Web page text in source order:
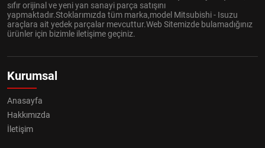
sıfır orijinal ve yeni yan sanayi parça satışını
yapmaktadır.Stoklarımızda tüm marka,model Mitsubishi - Isuzu
araçlara ait yedek parçalar mevcuttur.Web Sitemizde bulamadığınız
ürünler için bizimle iletişime geçiniz.
Kurumsal
Anasayfa
Hakkımızda
İletişim